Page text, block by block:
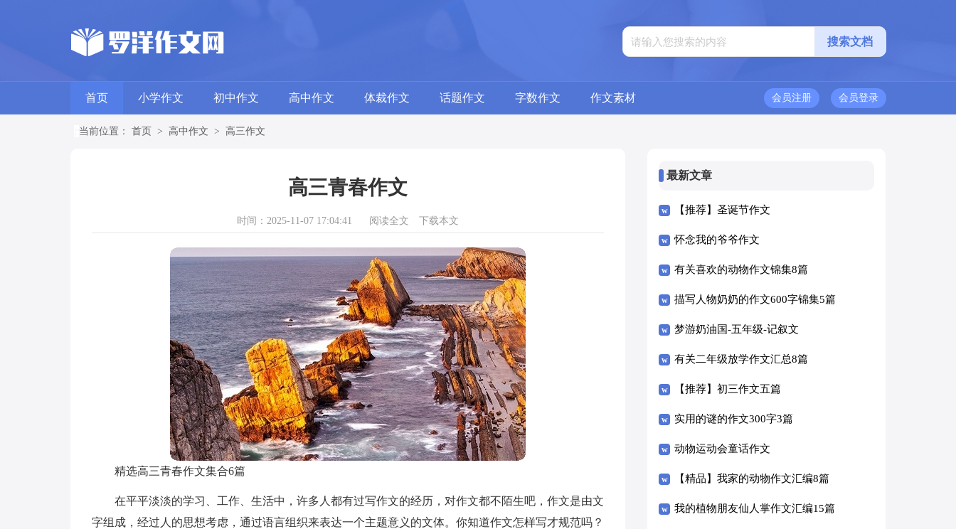
首页 小学作文 初中作文 高中作文 体裁作文 话题作文 字数作文 作文素材 会员登录
会员注册
当前位置： 首页 > 高中作文 > 高三作文
高三青春作文
时间：2025-11-07 17:04:41 阅读全文 下载本文
精选高三青春作文集合6篇
在平平淡淡的学习、工作、生活中，许多人都有过写作文的经历，对作文都不陌生吧，作文是由文
字组成，经过人的思想考虑，通过语言组织来表达一个主题意义的文体。你知道作文怎样写才规范吗？
最新文章
【推荐】圣诞节作文
怀念我的爷爷作文
有关喜欢的动物作文锦集8篇
描写人物奶奶的作文600字锦集5篇
梦游奶油国-五年级-记叙文
有关二年级放学作文汇总8篇
【推荐】初三作文五篇
实用的谜的作文300字3篇
动物运动会童话作文
【精品】我家的动物作文汇编8篇
我的植物朋友仙人掌作文汇编15篇